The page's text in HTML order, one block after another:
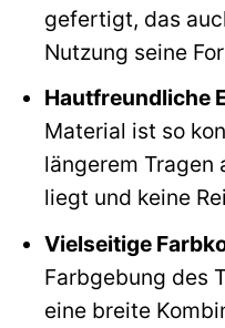
gefertigt, das
Nutzung seine
Hautfreundliche
Material ist so
längerem Tragen
liegt und keine
Vielseitige
Farbgebung des
eine breite